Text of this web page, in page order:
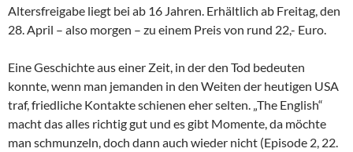
Altersfreigabe liegt bei ab 16 Jahren. Erhältlich ab Freitag, den
28. April – also morgen – zu einem Preis von rund 22,- Euro.
Eine Geschichte aus einer Zeit, in der den Tod bedeuten
konnte, wenn man jemanden in den Weiten der heutigen USA
traf, friedliche Kontakte schienen eher selten. „The English“
macht das alles richtig gut und es gibt Momente, da möchte
man schmunzeln, doch dann auch wieder nicht (Episode 2, 22.